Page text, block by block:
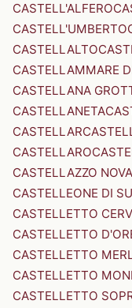
CASTELL'ALFERO
CASTELL'UMBERTO
CASTELLALTO
CASTELLAMMARE
CASTELLANA
CASTELLANETA
CASTELLAR
CASTELLARO
CASTELLAZZO
CASTELLEONE DI
CASTELLETTO
CASTELLETTO
CASTELLETTO
CASTELLETTO
CASTELLETTO